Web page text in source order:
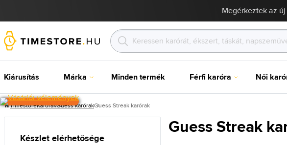
Megérkeztek az
Kiárusítás Márka Minden termék Férfi karóra Női
TimestoreKarórakGuess karórakGuess Streak karórak
Guess Streak
Készlet elérhetősége